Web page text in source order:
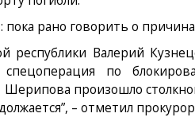
пока рано говорить о
республики Валерий
по
Шерипова произошло
– отметил